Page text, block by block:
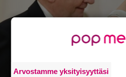
Arvostamme yksityisyyttäsi